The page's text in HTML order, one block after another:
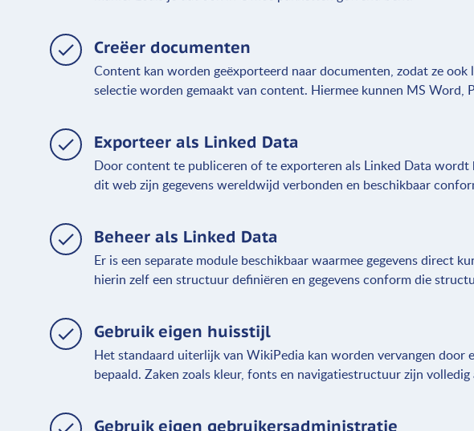
Creëer documenten
Content kan worden geëxporteerd naar documenten, zodat ze
selectie worden gemaakt van content. Hiermee kunnen MS Word,
Exporteer als Linked Data
Door content te publiceren of te exporteren als Linked Data
dit web zijn gegevens wereldwijd verbonden en beschikbaar
Beheer als Linked Data
Er is een separate module beschikbaar waarmee gegevens direct
hierin zelf een structuur definiëren en gegevens conform die
Gebruik eigen huisstijl
Het standaard uiterlijk van WikiPedia kan worden vervangen
bepaald. Zaken zoals kleur, fonts en navigatiestructuur zijn volledig
Gebruik eigen gebruikersadministratie